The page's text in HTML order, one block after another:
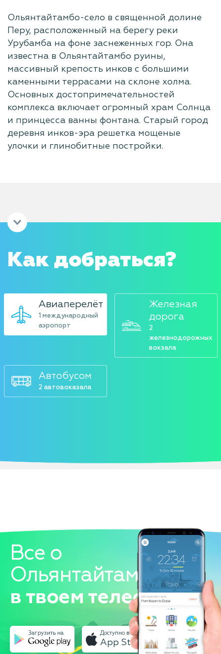
Ольянтайтамбо-село в священной долине
Перу, расположенный на берегу реки
Урубамба на фоне заснеженных гор. Она
известна в Ольянтайтамбо руины,
массивный крепость инков с большими
каменными террасами на склоне холма.
Основных достопримечательностей
комплекса включает огромный храм Солнца
и принцесса ванны фонтана. Старый город
деревня инков-эра решетка мощеные
улочки и глинобитные постройки.
Как добраться?
Авиаперелёт
1 международный
аэропорт
Железная
дорога
2
железнодорожных
вокзала
Автобусом
2 автовоказала
Все о
Ольянтайтамбо
в твоем телефоне!
Загрузить на Доступно в
App Store